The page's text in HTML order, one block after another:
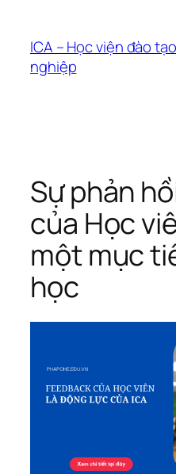
phầnICA – Học viện đào
nghiệp
Sự phản
của Học
một mục
học